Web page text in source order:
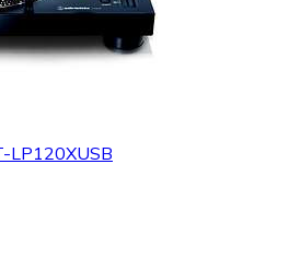
LP120XUSB